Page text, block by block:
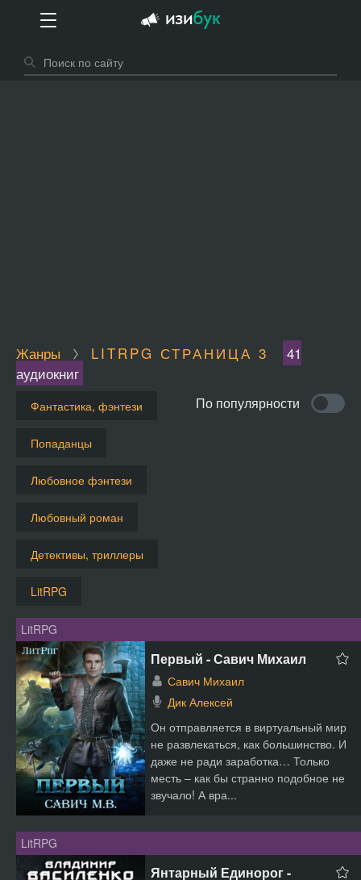
Жанры LITRPG СТРАНИЦА 3
41
аудиокниг
Фантастика, фэнтези
Попаданцы
Любовное фэнтези
Любовный роман
Детективы, триллеры
LitRPG
По популярности
LitRPG
Первый - Савич Михаил
Савич Михаил
Дик Алексей
Он отправляется в виртуальный мир
не развлекаться, как большинство. И
даже не ради заработка… Только
месть – как бы странно подобное не
звучало! А вра...
LitRPG
Янтарный Единорог -